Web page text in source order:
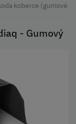
koberce (gumové
- Gumový